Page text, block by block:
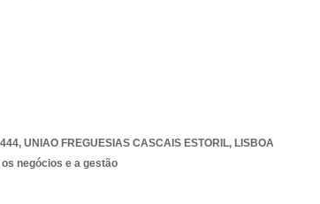
, UNIAO FREGUESIAS CASCAIS ESTORIL, LISBOA
negócios e a gestão